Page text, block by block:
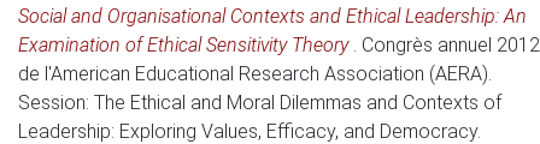
Social and Organisational Contexts and Ethical Leadership: An
Examination of Ethical Sensitivity Theory . Congrès annuel 2012
de l'American Educational Research Association (AERA).
Session: The Ethical and Moral Dilemmas and Contexts of
Leadership: Exploring Values, Efficacy, and Democracy.